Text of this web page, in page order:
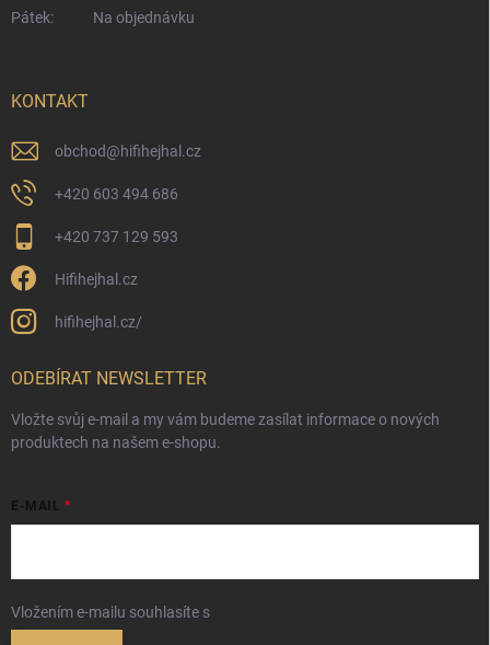
Pátek:
Na objednávku
KONTAKT
obchod@hifihejhal.cz
+420 603 494 686
+420 737 129 593
Hifihejhal.cz
hifihejhal.cz/
ODEBÍRAT NEWSLETTER
Vložte svůj e-mail a my vám budeme zasílat informace o nových
produktech na našem e-shopu.
E-MAIL
Vložením e-mailu souhlasíte s